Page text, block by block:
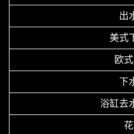
出
美式
欧
下
浴缸去